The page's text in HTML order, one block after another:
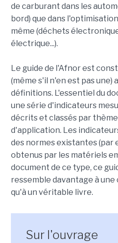
de carburant dans les
bord) que dans
même (déchets
électrique...).
Le guide de l'Afnor est
(même s'il n'en est pas une)
définitions. L'essentiel du
une série d'indicateurs
décrits et classés par
d'application. Les
des normes existantes (par
obtenus par les matériels
document de ce type, ce
ressemble davantage à
qu'à un véritable livre.
Sur l'ouvrage